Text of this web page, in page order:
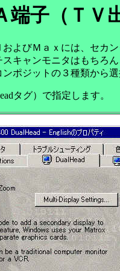
端子（ＴＶ
よびＭａｘには、セカ
キャンモニタはもちろ
ポジットの３種類から選
タグ）で指定します。